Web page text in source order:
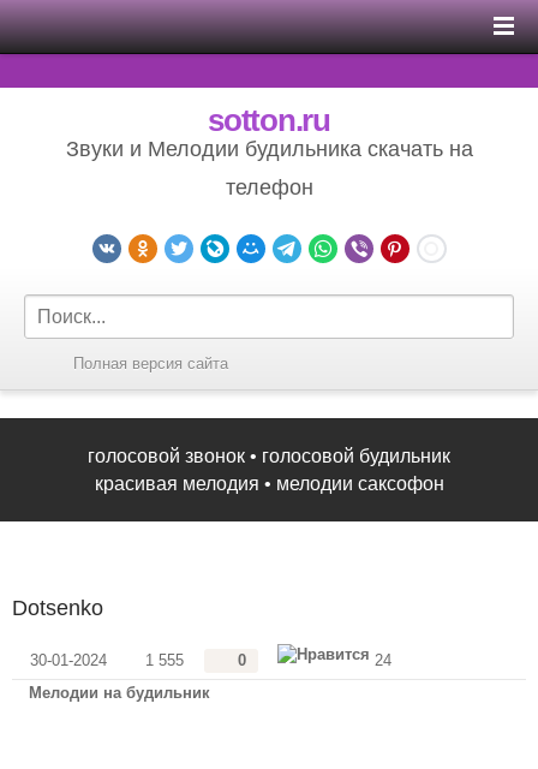
sotton.ru
Звуки и Мелодии будильника скачать на
телефон
Полная версия сайта
голосовой звонок • голосовой будильник
красивая мелодия • мелодии саксофон
Dotsenko
30-01-2024 1 555 0
24
Мелодии на будильник